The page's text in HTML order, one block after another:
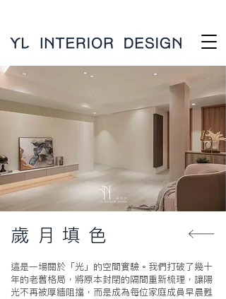
歲 月 填 色
這是一場關於「光」的空間實驗。我們打破了幾十
年的老舊格局，將原本封閉的隔間重新梳理，讓陽
光不再被厚牆阻擋，而是成為每位家庭成員早晨甦